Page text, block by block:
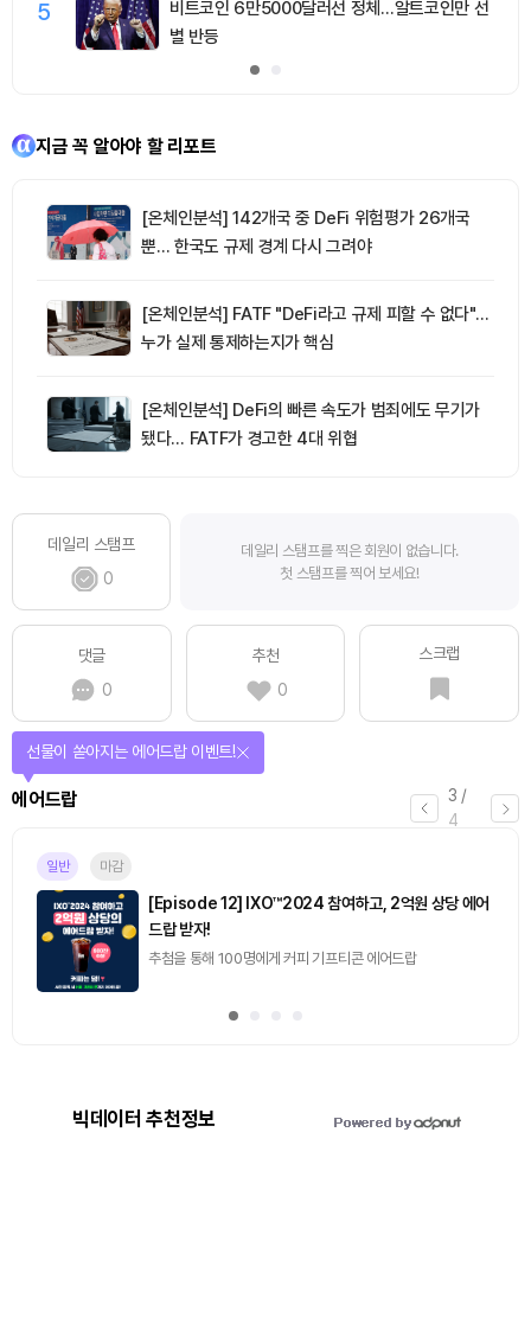
5
비트코인 6만5000달러선 정체…알트코인만 선
별 반등
지금 꼭 알아야 할 리포트
[온체인분석] 142개국 중 DeFi 위험평가 26개국
뿐… 한국도 규제 경계 다시 그려야
[온체인분석] FATF "DeFi라고 규제 피할 수 없다"…
누가 실제 통제하는지가 핵심
[온체인분석] DeFi의 빠른 속도가 범죄에도 무기가
됐다… FATF가 경고한 4대 위협
데일리 스탬프
0
데일리 스탬프를 찍은 회원이 없습니다.
첫 스탬프를 찍어 보세요!
댓글
0
추천
0
스크랩
3 /
4
에어드랍
선물이 쏟아지는 에어드랍 이벤트!
일반 마감
[Episode 12] IXO™2024 참여하고, 2억원 상당 에어
드랍 받자!
추첨을 통해 100명에게 커피 기프티콘 에어드랍
빅데이터 추천정보